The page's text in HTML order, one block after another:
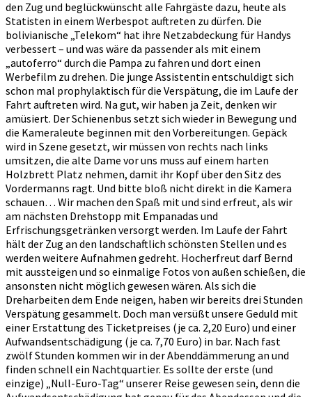
den Zug und beglückwünscht alle Fahrgäste dazu, heute als
Statisten in einem Werbespot auftreten zu dürfen. Die
bolivianische „Telekom“ hat ihre Netzabdeckung für Handys
verbessert – und was wäre da passender als mit einem
„autoferro“ durch die Pampa zu fahren und dort einen
Werbefilm zu drehen. Die junge Assistentin entschuldigt sich
schon mal prophylaktisch für die Verspätung, die im Laufe der
Fahrt auftreten wird. Na gut, wir haben ja Zeit, denken wir
amüsiert. Der Schienenbus setzt sich wieder in Bewegung und
die Kameraleute beginnen mit den Vorbereitungen. Gepäck
wird in Szene gesetzt, wir müssen von rechts nach links
umsitzen, die alte Dame vor uns muss auf einem harten
Holzbrett Platz nehmen, damit ihr Kopf über den Sitz des
Vordermanns ragt. Und bitte bloß nicht direkt in die Kamera
schauen… Wir machen den Spaß mit und sind erfreut, als wir
am nächsten Drehstopp mit Empanadas und
Erfrischungsgetränken versorgt werden. Im Laufe der Fahrt
hält der Zug an den landschaftlich schönsten Stellen und es
werden weitere Aufnahmen gedreht. Hocherfreut darf Bernd
mit aussteigen und so einmalige Fotos von außen schießen, die
ansonsten nicht möglich gewesen wären. Als sich die
Dreharbeiten dem Ende neigen, haben wir bereits drei Stunden
Verspätung gesammelt. Doch man versüßt unsere Geduld mit
einer Erstattung des Ticketpreises (je ca. 2,20 Euro) und einer
Aufwandsentschädigung (je ca. 7,70 Euro) in bar. Nach fast
zwölf Stunden kommen wir in der Abenddämmerung an und
finden schnell ein Nachtquartier. Es sollte der erste (und
einzige) „Null-Euro-Tag“ unserer Reise gewesen sein, denn die